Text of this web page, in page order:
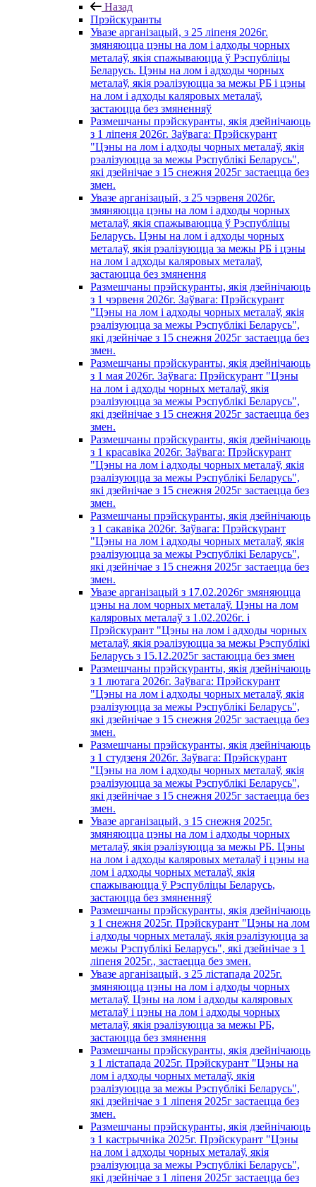
Назад
Прэйскуранты
Увазе арганізацый, з 25 лiпеня 2026г.
змяняюцца цэны на лом і адходы чорных
металаў, якія спажываюцца ў Рэспубліцы
Беларусь. Цэны на лом і адходы чорных
металаў, якія рэалізуюцца за межы РБ і цэны
на лом і адходы каляровых металаў,
застаюцца без змяненняў
Размешчаны прэйскуранты, якія дзейнічаюць
з 1 лiпеня 2026г. Заўвага: Прэйскурант
"Цэны на лом і адходы чорных металаў, якія
рэалізуюцца за межы Рэспублікі Беларусь",
які дзейнічае з 15 снежня 2025г застаецца без
змен.
Увазе арганізацый, з 25 чэрвеня 2026г.
змяняюцца цэны на лом і адходы чорных
металаў, якія спажываюцца ў Рэспубліцы
Беларусь. Цэны на лом і адходы чорных
металаў, якія рэалізуюцца за межы РБ і цэны
на лом і адходы каляровых металаў,
застаюцца без змянення
Размешчаны прэйскуранты, якія дзейнічаюць
з 1 чэрвеня 2026г. Заўвага: Прэйскурант
"Цэны на лом і адходы чорных металаў, якія
рэалізуюцца за межы Рэспублікі Беларусь",
які дзейнічае з 15 снежня 2025г застаецца без
змен.
Размешчаны прэйскуранты, якія дзейнічаюць
з 1 мая 2026г. Заўвага: Прэйскурант "Цэны
на лом і адходы чорных металаў, якія
рэалізуюцца за межы Рэспублікі Беларусь",
які дзейнічае з 15 снежня 2025г застаецца без
змен.
Размешчаны прэйскуранты, якія дзейнічаюць
з 1 красавiка 2026г. Заўвага: Прэйскурант
"Цэны на лом і адходы чорных металаў, якія
рэалізуюцца за межы Рэспублікі Беларусь",
які дзейнічае з 15 снежня 2025г застаецца без
змен.
Размешчаны прэйскуранты, якія дзейнічаюць
з 1 сакавiка 2026г. Заўвага: Прэйскурант
"Цэны на лом і адходы чорных металаў, якія
рэалізуюцца за межы Рэспублікі Беларусь",
які дзейнічае з 15 снежня 2025г застаецца без
змен.
Увазе арганізацый з 17.02.2026г змяняюцца
цэны на лом чорных металаў. Цэны на лом
каляровых металаў з 1.02.2026г. i
Прэйскурант "Цэны на лом і адходы чорных
металаў, якія рэалізуюцца за межы Рэспублікі
Беларусь з 15.12.2025г застаюцца без змен
Размешчаны прэйскуранты, якія дзейнічаюць
з 1 лютага 2026г. Заўвага: Прэйскурант
"Цэны на лом і адходы чорных металаў, якія
рэалізуюцца за межы Рэспублікі Беларусь",
які дзейнічае з 15 снежня 2025г застаецца без
змен.
Размешчаны прэйскуранты, якія дзейнічаюць
з 1 студзеня 2026г. Заўвага: Прэйскурант
"Цэны на лом і адходы чорных металаў, якія
рэалізуюцца за межы Рэспублікі Беларусь",
які дзейнічае з 15 снежня 2025г застаецца без
змен.
Увазе арганізацый, з 15 снежня 2025г.
змяняюцца цэны на лом і адходы чорных
металаў, якія рэалізуюцца за межы РБ. Цэны
на лом і адходы каляровых металаў і цэны на
лом і адходы чорных металаў, якія
спажываюцца ў Рэспубліцы Беларусь,
застаюцца без змяненняў
Размешчаны прэйскуранты, якія дзейнічаюць
з 1 снежня 2025г. Прэйскурант "Цэны на лом
і адходы чорных металаў, якія рэалізуюцца за
межы Рэспублікі Беларусь", які дзейнічае з 1
лiпеня 2025г., застаецца без змен.
Увазе арганізацый, з 25 лістапада 2025г.
змяняюцца цэны на лом і адходы чорных
металаў. Цэны на лом і адходы каляровых
металаў і цэны на лом і адходы чорных
металаў, якія рэалізуюцца за межы РБ,
застаюцца без змянення
Размешчаны прэйскуранты, якія дзейнічаюць
з 1 лiстапада 2025г. Прэйскурант "Цэны на
лом і адходы чорных металаў, якія
рэалізуюцца за межы Рэспублікі Беларусь",
які дзейнічае з 1 лiпеня 2025г застаецца без
змен.
Размешчаны прэйскуранты, якія дзейнічаюць
з 1 кастрычнiка 2025г. Прэйскурант "Цэны
на лом і адходы чорных металаў, якія
рэалізуюцца за межы Рэспублікі Беларусь",
які дзейнічае з 1 лiпеня 2025г застаецца без